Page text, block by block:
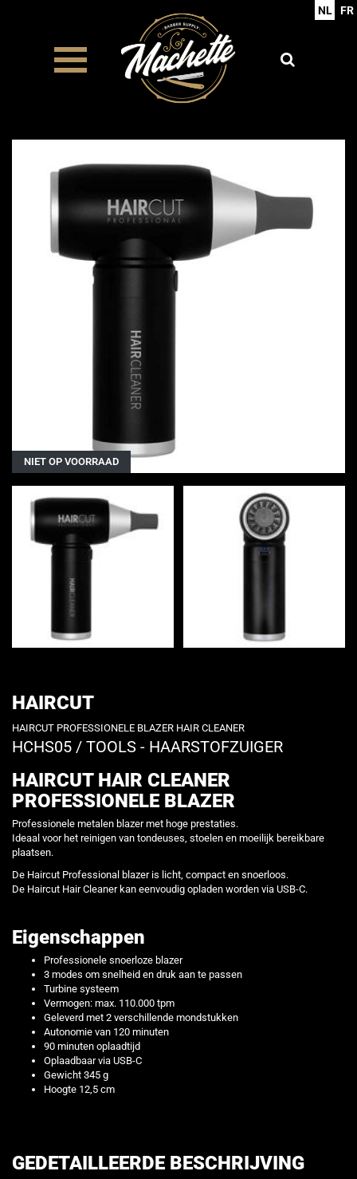
NL FR
NIET OP VOORRAAD
HAIRCUT
HAIRCUT PROFESSIONELE BLAZER HAIR CLEANER
HCHS05 / TOOLS - HAARSTOFZUIGER
HAIRCUT HAIR CLEANER
PROFESSIONELE BLAZER
Professionele metalen blazer met hoge prestaties.
Ideaal voor het reinigen van tondeuses, stoelen en moeilijk bereikbare
plaatsen.
De Haircut Professional blazer is licht, compact en snoerloos.
De Haircut Hair Cleaner kan eenvoudig opladen worden via USB-C.
Eigenschappen
Professionele snoerloze blazer
3 modes om snelheid en druk aan te passen
Turbine systeem
Vermogen: max. 110.000 tpm
Geleverd met 2 verschillende mondstukken
Autonomie van 120 minuten
90 minuten oplaadtijd
Oplaadbaar via USB-C
Gewicht 345 g
Hoogte 12,5 cm
GEDETAILLEERDE BESCHRIJVING